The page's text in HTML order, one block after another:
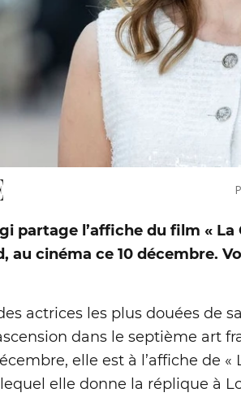
partage l’affiche du film «
au cinéma ce 10 décembre.
actrices les plus douées de
dans le septième art
elle est à l’affiche de
elle donne la réplique à